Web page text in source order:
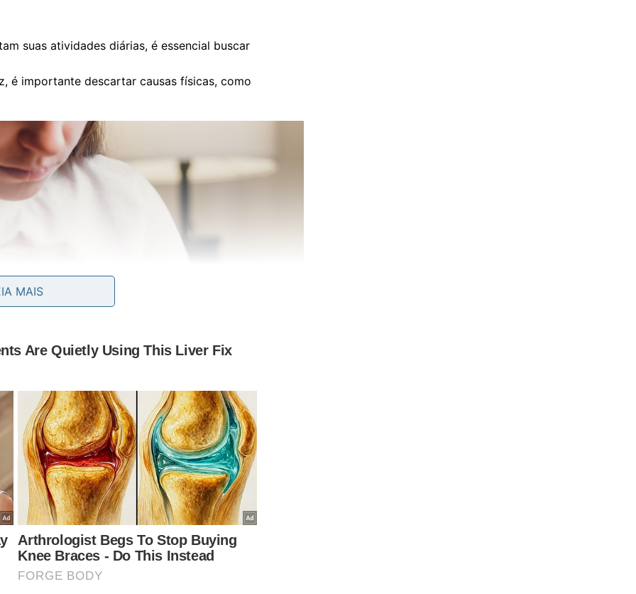
suas atividades diárias, é essencial buscar
é importante descartar causas físicas, como
os impactos dos ataques de pânico. -iStock/Yurii Yarema
reconhecer e modificar padrões negativos de
MAIS